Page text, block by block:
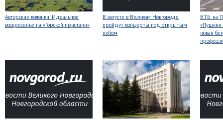
Авторские колонки: Идеальное
воскресенье на «Горской пристани»
В августе в Великом Новгороде
пройдут концерты под открытым
небом
ВТБ: на
«Пушкин
новая